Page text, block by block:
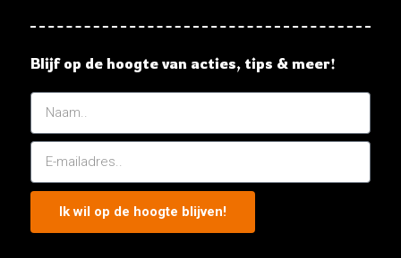
Blijf op de hoogte van acties, tips & meer!
Ik wil op de hoogte blijven!